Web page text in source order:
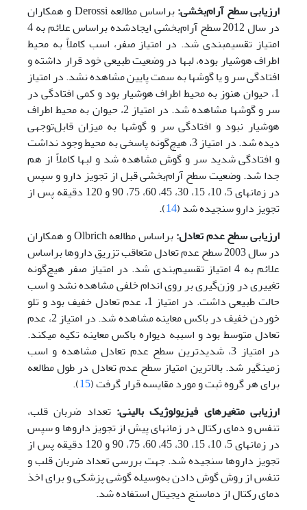
ارزیابی سطح ‌آرام‌بخشی:
بر‌اساس مطالعه Derossi و همکاران
در سال 2012 سطح ‌آرام‌بخشی ایجاد‌شده بر‌اساس علائم به 4
امتیاز تقسیم­بندی شد. در امتیاز صفر، اسب کاملاً به محیط
اطراف هوشیار بوده، لب­ها در وضعیت طبیعی خود قرار داشته و
افتادگی سر و یا گوش­ها به سمت پایین مشاهده نشد. در امتیاز
1، حیوان هنوز به محیط اطراف هوشیار بود و کمی افتادگی در
سر و گوش­ها مشاهده شد. در امتیاز 2، حیوان به محیط اطراف
هوشیار نبود و افتادگی سر و گوش­ها به میزان قابل‌توجهی
دیده شد. در امتیاز 3، هیچ‌گونه پاسخی به محیط وجود نداشت
و افتادگی شدید سر و گوش مشاهده شد و لب­ها کاملاً از هم
جدا شد. وضعیت سطح ‌آرام‌بخشی قبل از تجویز دارو و سپس
در زمان­های 5، 10، 15، 30، 45، 60، 75، 90 و 120 دقیقه پس از
تجویز دارو سنجیده شد (14
).
ارزیابی سطح عدم تعادل:
بر‌اساس مطالعه Olbrich و همکاران
در سال 2003 سطح عدم تعادل متعاقب تزریق داروها بر‌اساس
علائم به 4 امتیاز تقسیم‌بندی شد. در امتیاز صفر هیچ‌گونه
تغییری در وزن‌گیری بر روی اندام خلفی مشاهده نشد و اسب
حالت طبیعی داشت. در امتیاز 1، عدم تعادل خفیف بود و تلو
خوردن خفیف در باکس معاینه مشاهده شد. در امتیاز 2، عدم
تعادل متوسط بود و اسب­به دیواره باکس معاینه تکیه می­کند.
در امتیاز 3، شدیدترین سطح عدم تعادل مشاهده و اسب
زمین­گیر شد. بالاترین امتیاز سطح عدم تعادل در طول مطالعه
برای هر گروه ثبت و مورد مقایسه قرار گرفت (15
).
ارزیابی متغیر­های فیزیولوژیک بالینی:تعداد ضربان قلب،
تنفس و دمای رکتال در زمان­های پیش از تجویز داروها و سپس
در زمان­های 5، 10، 15، 30، 45، 60، 75، 90 و 120 دقیقه پس از
تجویز داروها سنجیده شد. جهت بررسی تعداد ضربان قلب و
تنفس از روش گوش دادن به‌وسیله گوشی پزشکی و برای اخذ
دمای رکتال از دماسنج دیجیتال استفاده شد.